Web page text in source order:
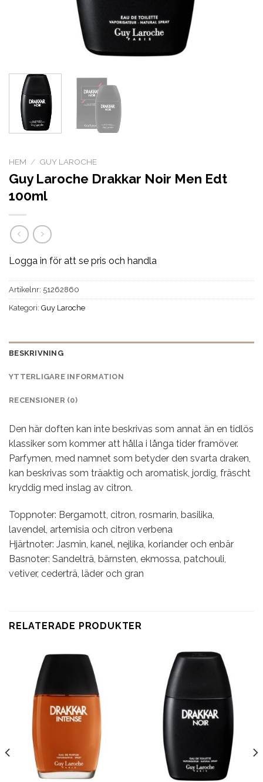
HEM / GUY LAROCHE
Guy Laroche Drakkar Noir Men Edt
100ml
Logga in för att se pris och handla
Artikelnr: 51262860
Kategori: Guy Laroche
BESKRIVNING
YTTERLIGARE INFORMATION
RECENSIONER (0)
Den här doften kan inte beskrivas som annat än en tidlös
klassiker som kommer att hålla i långa tider framöver.
Parfymen, med namnet som betyder den svarta draken,
kan beskrivas som träaktig och aromatisk, jordig, fräscht
kryddig med inslag av citron.
Toppnoter: Bergamott, citron, rosmarin, basilika,
lavendel, artemisia och citron verbena
Hjärtnoter: Jasmin, kanel, nejlika, koriander och enbär
Basnoter: Sandelträ, bärnsten, ekmossa, patchouli,
vetiver, cederträ, läder och gran
RELATERADE PRODUKTER